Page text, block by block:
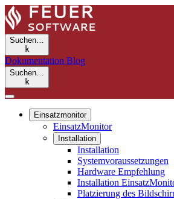
Suchen…
k
Dokumentation Blog
Suchen…
k
Einsatzmonitor
EinsatzMonitor
Installation
Installation
Systemvoraussetzungen
Hardware Empfehlung
Installation
Platzierung des